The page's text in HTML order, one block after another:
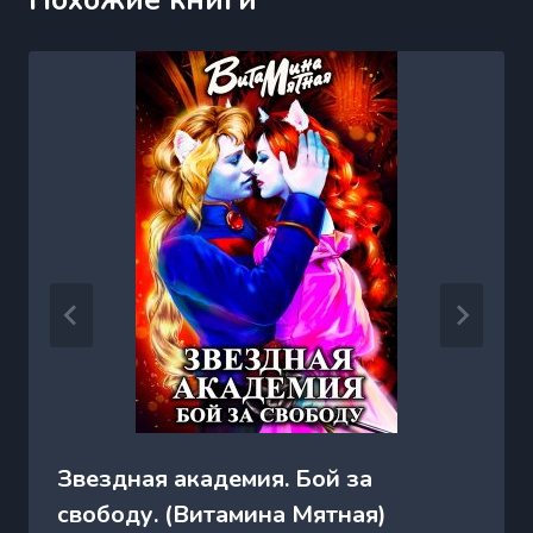
Звездная академия. Бой за
свободу. (Витамина Мятная)